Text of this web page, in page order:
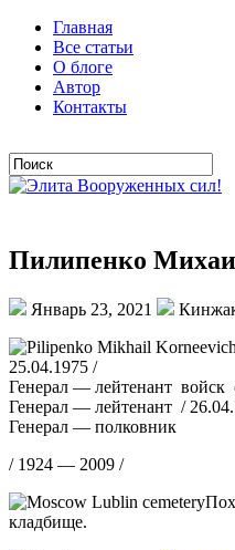
Главная
Все статьи
О блоге
Автор
Контакты
Пилипенко
Январь 23, 2021
25.04.1975 /
Генерал — лейтенант войск
Генерал — лейтенант /
Генерал — полковник
/ 1924 — 2009 /
кладбище.